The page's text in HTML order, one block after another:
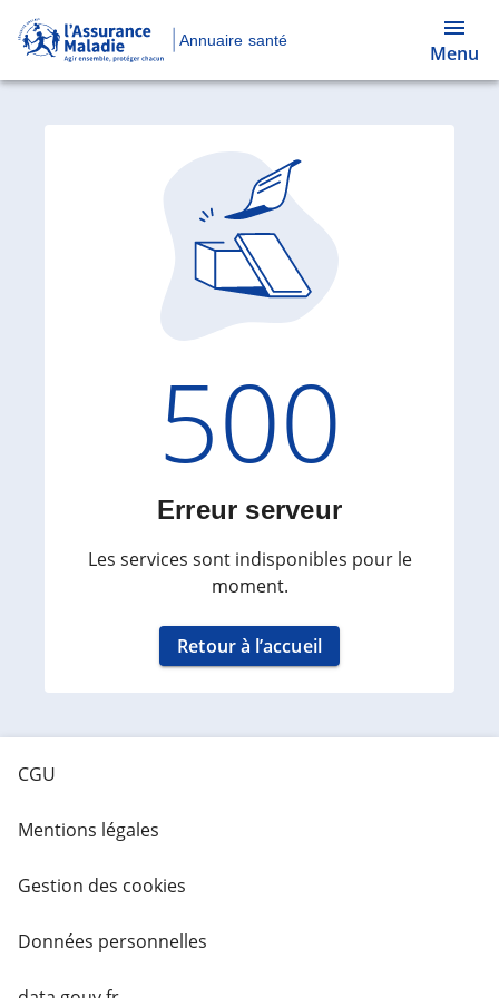
Annuaire santé
Menu
Code
500
Erreur serveur
Les services sont indisponibles pour le
moment.
Retour à l’accueil
CGU
Mentions légales
Gestion des cookies
Données personnelles